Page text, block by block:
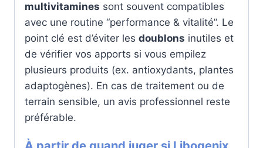
multivitamines sont souvent compatibles
avec une routine “performance & vitalité”. Le
point clé est d’éviter les doublons inutiles et
de vérifier vos apports si vous empilez
plusieurs produits (ex. antioxydants, plantes
adaptogènes). En cas de traitement ou de
terrain sensible, un avis professionnel reste
préférable.